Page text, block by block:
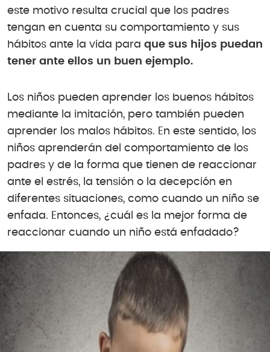
este motivo resulta crucial que los padres
tengan en cuenta su comportamiento y sus
hábitos ante la vida para que sus hijos puedan
tener ante ellos un buen ejemplo.
Los niños pueden aprender los buenos hábitos
mediante la imitación, pero también pueden
aprender los malos hábitos. En este sentido, los
niños aprenderán del comportamiento de los
padres y de la forma que tienen de reaccionar
ante el estrés, la tensión o la decepción en
diferentes situaciones, como cuando un niño se
enfada. Entonces, ¿cuál es la mejor forma de
reaccionar cuando un niño está enfadado?